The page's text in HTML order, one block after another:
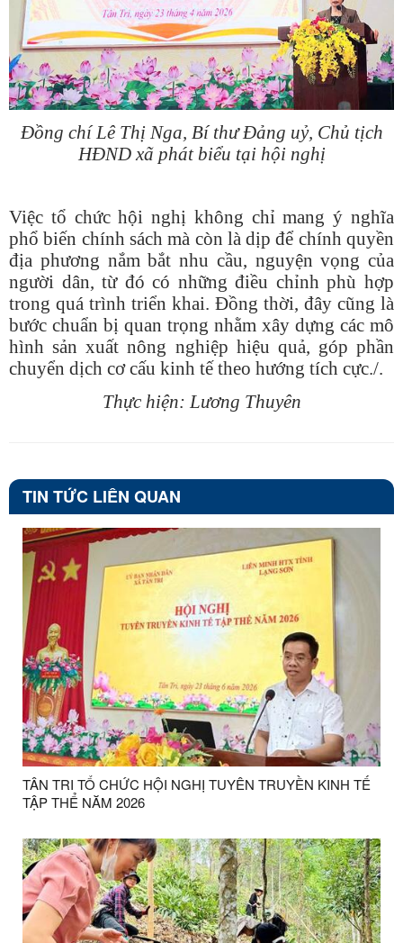
Đồng chí Lê Thị Nga, Bí thư Đảng uỷ, Chủ tịch
HĐND xã phát biểu tại hội nghị
Việc tổ chức hội nghị không chỉ mang ý nghĩa
phổ biến chính sách mà còn là dịp để chính quyền
địa phương nắm bắt nhu cầu, nguyện vọng của
người dân, từ đó có những điều chỉnh phù hợp
trong quá trình triển khai. Đồng thời, đây cũng là
bước chuẩn bị quan trọng nhằm xây dựng các mô
hình sản xuất nông nghiệp hiệu quả, góp phần
chuyển dịch cơ cấu kinh tế theo hướng tích cực./.
Thực hiện: Lương Thuyên
TIN TỨC LIÊN QUAN
TÂN TRI TỔ CHỨC HỘI NGHỊ TUYÊN TRUYỀN KINH TẾ
TẬP THỂ NĂM 2026